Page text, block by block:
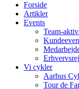
Forside
Artikler
Events
Team-
Vi cykler
Aarhus
Tour de